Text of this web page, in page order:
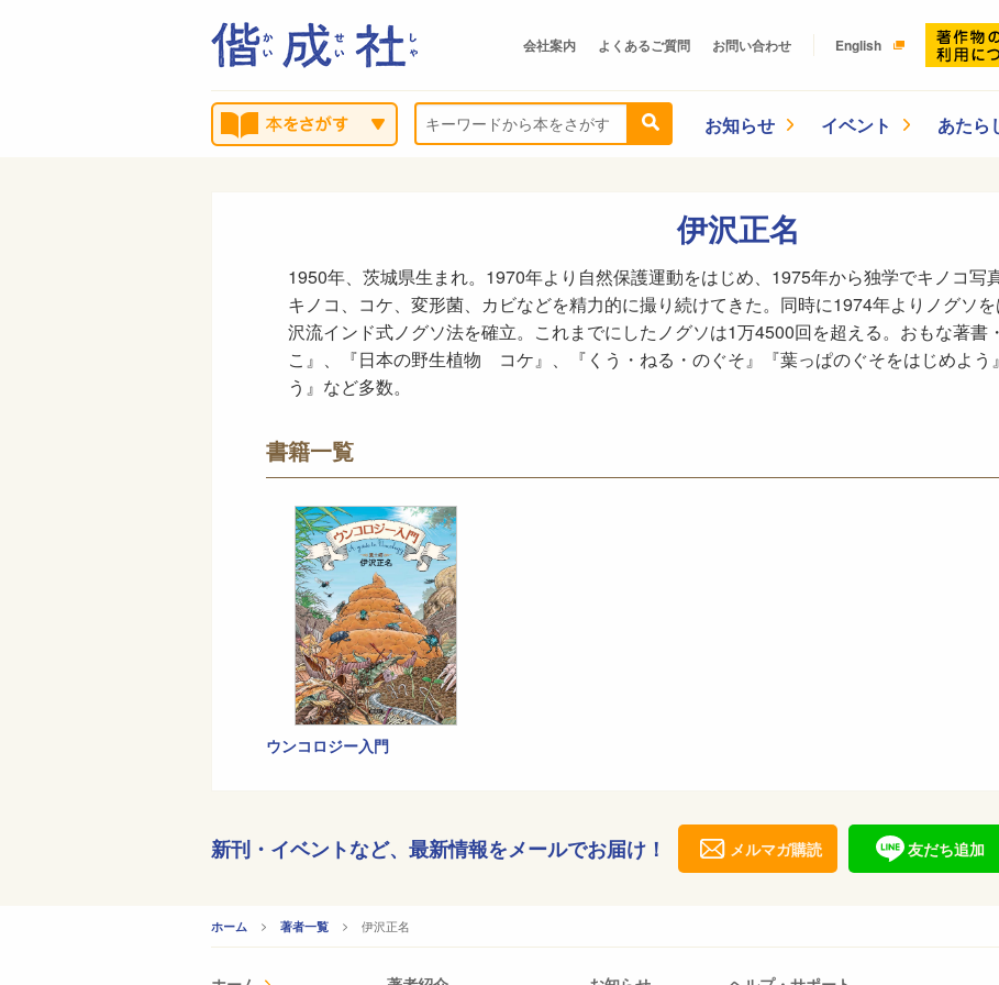
会社案内 よくあるご質問 お問い合わせ English
お知らせ イベント あたら
伊沢正名
1950年、茨城県生まれ。1970年より自然保護運動をはじめ、1975年から独学でキノコ写
キノコ、コケ、変形菌、カビなどを精力的に撮り続けてきた。同時に1974年よりノグソ
沢流インド式ノグソ法を確立。これまでにしたノグソは1万4500回を超える。おもな著書
こ』、『日本の野生植物 コケ』、『くう・ねる・のぐそ』『葉っぱのぐそをはじめよう
う』など多数。
書籍一覧
ウンコロジー入門
新刊・イベントなど、 最新情報をメールでお届け！ メルマガ購読 友だち追加
ホーム 著者一覧 CURRENT:
伊沢正名